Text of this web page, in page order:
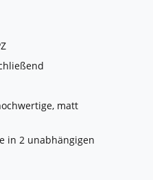
matt
in 2 unabhängigen